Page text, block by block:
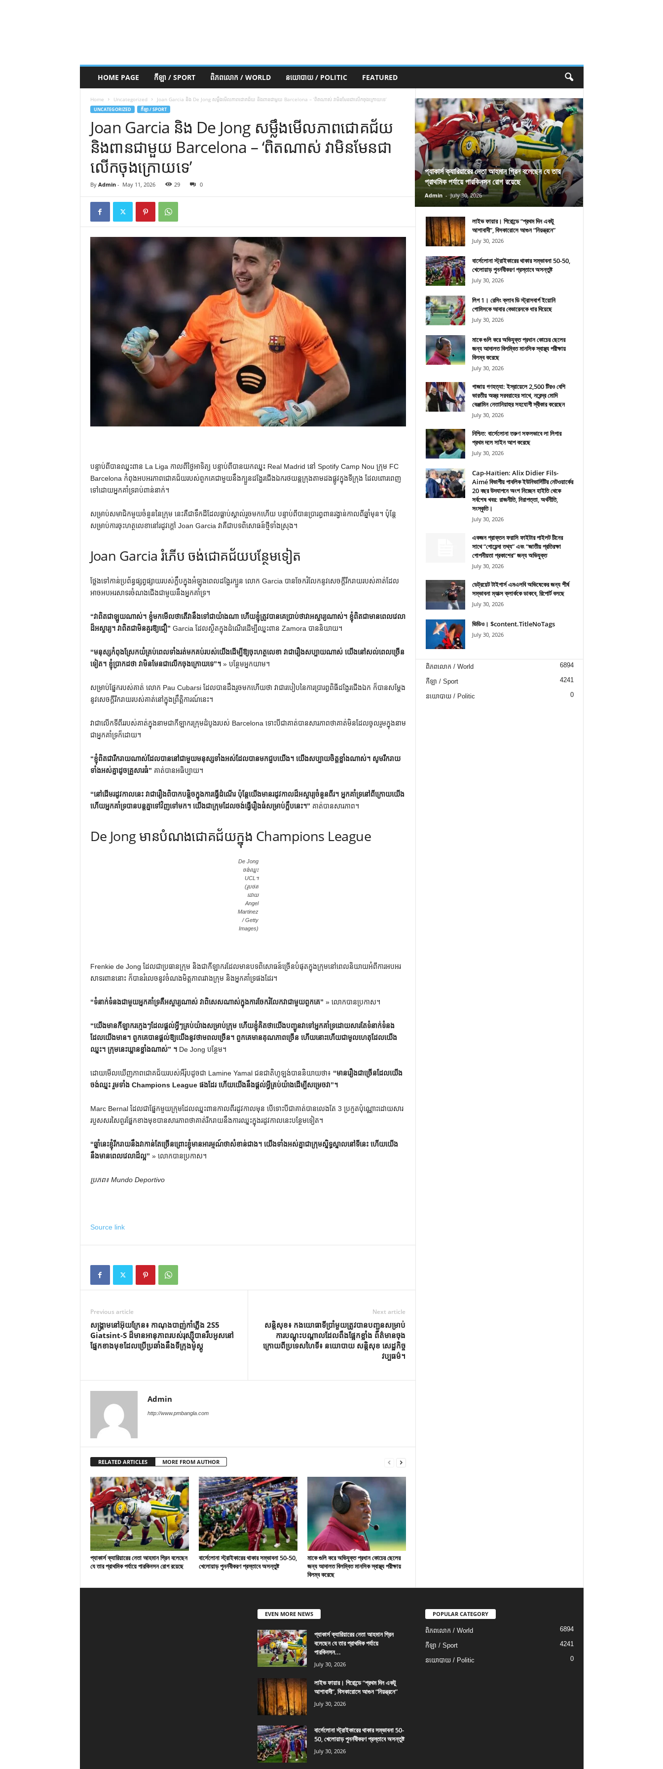
HOME PAGE កីឡា / SPORT ពិភពលោក / WORLD នយោបាយ / POLITIC FEATURED
Home Uncategorized Joan Garcia និង De Jong សម្លឹងមើលភាពជោគជ័យ និងពានជាមួយ Barcelona – ‘ពិតណាស់ វាមិនមែនជាលើកចុងក្រោយទេ’
UNCATEGORIZED កីឡា / SPORT
Joan Garcia និង De Jong សម្លឹងមើលភាពជោគជ័យ
និងពានជាមួយ Barcelona – ‘ពិតណាស់ វាមិនមែនជា
លើកចុងក្រោយទេ’
By Admin- May 11, 2026 29 0
បន្ទាប់ពីបានឈ្នះពាន La Liga កាលពីថ្ងៃអាទិត្យ បន្ទាប់ពីបានយកឈ្នះ Real Madrid នៅ Spotify Camp Nou ក្រុម FC
Barcelona កំពុងអបអរភាពជោគជ័យរបស់ពួកគេជាមួយនឹងក្បួនដង្ហែរជើងឯករថយន្តក្រុងតាមដងផ្លូវក្នុងទីក្រុង ដែលពោរពេញ
ទៅដោយអ្នកគាំទ្ររាប់ពាន់នាក់។
សម្រាប់សមាជិកមួយចំនួននៃក្រុម នេះគឺជាទឹកដីដែលធ្លាប់ស្គាល់រួចមកហើយ បន្ទាប់ពីបានប្រារព្ធពានរង្វាន់កាលពីឆ្នាំមុន។ ប៉ុន្តែ
សម្រាប់ការចុះហត្ថលេខានៅរដូវក្តៅ Joan Garcia វាគឺជាបទពិសោធន៍ថ្មីទាំងស្រុង។
Joan Garcia រំភើប ចង់ជោគជ័យបន្ថែមទៀត
ថ្លែងទៅកាន់ប្រព័ន្ធផ្សព្វផ្សាយរបស់ក្លឹបក្នុងអំឡុងពេលដង្ហែរក្បួន លោក Garcia បានចែករំលែកនូវសេចក្តីរីករាយរបស់គាត់ដែល
អាចអបអរសាទរចំណងជើងជាមួយនឹងអ្នកគាំទ្រ។
“វាពិតជាឡូយណាស់។ ខ្ញុំមកមើលថាតើវានឹងទៅជាយ៉ាងណា ហើយខ្ញុំត្រូវបានគេប្រាប់ថាវាអស្ចារ្យណាស់។ ខ្ញុំពិតជាមានពេលវេលា
ដ៏អស្ចារ្យ។ វាពិតជាមិនគួរឱ្យជឿ” Garcia ដែល​ស្ថិត​ក្នុង​ដំណើរ​ដើម្បី​ឈ្នះ​ពាន Zamora បាន​និយាយ។
“មនុស្ស​កំពុង​ស្រែក​យំ​គ្រប់​ពេល​ទាំង​រត់​មក​គប់​របស់​យើង​ដើម្បី​ឱ្យ​ចុះ​ហត្ថលេខា វា​ជា​រឿង​សប្បាយ​ណាស់ យើង​នៅ​សល់​ពេល​ច្រើន​
ទៀត។ ខ្ញុំ​ប្រាកដ​ថា វា​មិន​មែន​ជា​លើក​ចុង​ក្រោយ​ទេ”។» បន្ថែមអ្នកយាម។
សម្រាប់ផ្នែករបស់គាត់ លោក Pau Cubarsi ដែលបានដឹងរួចមកហើយថា វាជារបៀបនៃការប្រារព្ធពិធីដង្ហែរជើងឯក ក៏បានសម្តែង
នូវសេចក្តីរីករាយរបស់គាត់នៅក្នុងព្រឹត្តិការណ៍នេះ។
វាជាលើកទីពីររបស់គាត់ក្នុងនាមជាកីឡាករក្រុមដំបូងរបស់ Barcelona ទោះបីជាគាត់បានសារភាពថាគាត់មិនដែលចូលរួមក្នុងនាម
ជាអ្នកគាំទ្រក៏ដោយ។
“ខ្ញុំពិតជារីករាយណាស់ដែលបាននៅជាមួយមនុស្សទាំងអស់ដែលបានមកជួបយើង។ យើងសប្បាយចិត្តខ្លាំងណាស់។ សូមរីករាយ
ទាំងអស់គ្នាដូចគ្រួសារធំ” គាត់បានអធិប្បាយ។
“នៅដើមរដូវកាលនេះ វាជារឿងពិបាកបន្តិចក្នុងការធ្វើដំណើរ ប៉ុន្តែយើងមានរដូវកាលដ៏អស្ចារ្យចំនួនពីរ។ អ្នកគាំទ្រនៅពីក្រោយយើង
ហើយអ្នកគាំទ្របានបន្តគ្នាទៅវិញទៅមក។ យើងជាក្រុមដែលចង់ធ្វើរឿងធំសម្រាប់ក្លឹបនេះ។” គាត់បានសារភាព។
De Jong មាន​បំណង​ជោគជ័យ​ក្នុង Champions League
De Jong
ចង់ឈ្នះ
UCL។
(រូបថត
ដោយ
Angel
Martinez
/ Getty
Images)
Frenkie de Jong ដែលជាប្រធានក្រុម និងជាកីឡាករដែលមានបទពិសោធន៍ច្រើនបំផុតក្នុងក្រុមនៅពេលនិយាយអំពីការអបអរ
សាទរពាននោះ ក៏បានរំលេចនូវចំណងមិត្តភាពរវាងក្រុម និងអ្នកគាំទ្រផងដែរ។
“ទំនាក់ទំនង​ជាមួយ​អ្នក​គាំទ្រ​គឺ​អស្ចារ្យ​ណាស់ វា​ពិសេស​ណាស់​ក្នុង​ការ​ចែករំលែក​វា​ជាមួយ​ពួកគេ” » លោកបានប្រកាស។
“យើងមានកីឡាករក្មេងៗដែលផ្តល់អ្វីៗគ្រប់យ៉ាងសម្រាប់ក្រុម ហើយខ្ញុំគិតថាយើងបញ្ជូនវាទៅអ្នកគាំទ្រដោយសារតែទំនាក់ទំនង
ដែលយើងមាន។ ពួកគេបានផ្តល់ឱ្យយើងនូវថាមពលច្រើន។ ពួកគេមានគុណភាពច្រើន ហើយនោះហើយជាមូលហេតុដែលយើង
ឈ្នះ។ ក្រុមនេះឃ្លានខ្លាំងណាស់” ។ De Jong បន្ថែម។
ដោយមើលឃើញភាពជោគជ័យរបស់អឺរ៉ុបដូចជា Lamine Yamal ជនជាតិហូឡង់បាននិយាយថា៖ “មានរឿងជាច្រើនដែលយើង
ចង់ឈ្នះ រួមទាំង Champions League ផងដែរ ហើយយើងនឹងផ្តល់អ្វីគ្រប់យ៉ាងដើម្បីសម្រេចវា”។
Marc Bernal ដែលជាផ្នែកមួយក្រុមដែលឈ្នះពានកាលពីរដូវកាលមុន បើទោះបីជាគាត់បានលេងតែ 3 ប្រកួតប៉ុណ្ណោះដោយសារ
របួសសរសៃពួរផ្នែកខាងមុខបានសារភាពថាគាត់រីករាយនឹងការឈ្នះក្នុងរដូវកាលនេះបន្ថែមទៀត។
“ឆ្នាំ​នេះ​ខ្ញុំ​រីករាយ​នឹង​វា​កាន់​តែ​ច្រើន​ព្រោះ​ខ្ញុំ​មាន​អារម្មណ៍​ថា​សំខាន់​ជាង​។ យើង​ទាំង​អស់​គ្នា​ជា​ក្រុម​ស្និទ្ធស្នាល​នៅ​ទីនេះ ហើយ​យើង​
នឹង​មាន​ពេល​វេលា​ដ៏​ល្អ” » លោកបានប្រកាស។
ប្រភព៖ Mundo Deportivo
Source link
Previous article
សង្គ្រាមនៅអ៊ុយក្រែន៖ កាណុងបាញ់កាំភ្លើង 2S5
Giatsint-S ដ៏មានអានុភាពរបស់រុស្ស៊ីបានរឹបអូសនៅ
ផ្នែកខាងមុខដែលប្រើប្រឆាំងនឹងទីក្រុងម៉ូស្គូ
Next article
សន្តិសុខ៖ កងយោធាទីប្រាំមួយត្រូវបានបញ្ជូនសម្រាប់
ការបណ្តុះបណ្តាលដែលពឹងផ្អែកខ្លាំង ព័ត៌មានចុង
ក្រោយពីប្រទេសហៃទី៖ នយោបាយ សន្តិសុខ សេដ្ឋកិច្ច
វប្បធម៌។
Admin
http://www.pmbangla.com
RELATED ARTICLES MORE FROM AUTHOR
প্যাকার্স ক্যারিয়ারের নেতা আহমান গ্রিন বলেছেন
যে তার প্রাথমিক পর্যায়ে পারকিনসন রোগ রয়েছে
বার্সেলোনা স্ট্রাইকারের থাকার সম্ভাবনা 50-50,
খেলোয়াড় পুনর্নবীকরণ প্রস্তাবে অসন্তুষ্ট
মাকে গুলি করে অভিযুক্ত প্রধান কোচের ছেলের
জন্য আদালত বিলম্বিত মানসিক স্বাস্থ্য পরীক্ষায়
বিলম্ব করেছে
প্যাকার্স ক্যারিয়ারের নেতা আহমান গ্রিন বলেছেন যে তার
প্রাথমিক পর্যায়ে পারকিনসন রোগ রয়েছে
Admin - July 30, 2026
লাইভ ফায়ার। গিরোন্ডে “প্রথম দিন একটু
আশাবাদী”, বিসকারোসে আগুন “নিয়ন্ত্রনে”
July 30, 2026
বার্সেলোনা স্ট্রাইকারের থাকার সম্ভাবনা 50-50,
খেলোয়াড় পুনর্নবীকরণ প্রস্তাবে অসন্তুষ্ট
July 30, 2026
লিগ 1। রেসিং ক্লাব ডি স্ট্রাসবার্গ ইয়োনি
গোমিসকে আবার বেভারেনকে ধার দিয়েছে
July 30, 2026
মাকে গুলি করে অভিযুক্ত প্রধান কোচের ছেলের
জন্য আদালত বিলম্বিত মানসিক স্বাস্থ্য পরীক্ষায়
বিলম্ব করেছে
July 30, 2026
গাজায় গণহত্যা: ইস্রায়েলে 2,500 টিরও বেশি
ভারতীয় অস্ত্র সরবরাহের সাথে, নরেন্দ্র মোদি
বেঞ্জামিন নেতানিয়াহুর সহযোগী স্বীকার করেছেন
July 30, 2026
নিশ্চিত: বার্সেলোনা তরুণ সফলভাবে লা লিগার
প্রথম দলে সাইন আপ করেছে
July 30, 2026
Cap-Haïtien: Alix Didier Fils-
Aimé বিভাগীয় পাবলিক ইউনিভার্সিটির নেটওয়ার্কের
20 বছর উদযাপনে অংশ নিচ্ছেন হাইতি থেকে
সর্বশেষ খবর: রাজনীতি, নিরাপত্তা, অর্থনীতি,
সংস্কৃতি।
July 30, 2026
একজন প্রাক্তন ফরাসি ফাইটার পাইলট চীনের
সাথে “গোয়েন্দা তথ্য” এবং “জাতীয় প্রতিরক্ষা
গোপনীয়তা প্রকাশের” জন্য অভিযুক্ত
July 30, 2026
ডেট্রয়েট টাইগার্স এমএলবি অভিষেকের জন্য শীর্ষ
সম্ভাবনা ম্যাক্স ক্লার্ককে ডাকবে, রিপোর্ট বলছে
July 30, 2026
ভিডিও। $content.TitleNoTags
July 30, 2026
ពិភពលោក / World 6894
កីឡា / Sport 4241
នយោបាយ / Politic 0
EVEN MORE NEWS
প্যাকার্স ক্যারিয়ারের নেতা আহমান গ্রিন
বলেছেন যে তার প্রাথমিক পর্যায়ে
পারকিনসন...
July 30, 2026
লাইভ ফায়ার। গিরোন্ডে “প্রথম দিন একটু
আশাবাদী”, বিসকারোসে আগুন “নিয়ন্ত্রনে”
July 30, 2026
বার্সেলোনা স্ট্রাইকারের থাকার সম্ভাবনা 50-
50, খেলোয়াড় পুনর্নবীকরণ প্রস্তাবে অসন্তুষ্ট
July 30, 2026
POPULAR CATEGORY
ពិភពលោក / World 6894
កីឡា / Sport 4241
នយោបាយ / Politic 0